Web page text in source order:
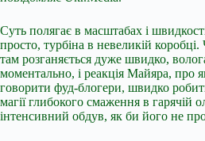
Суть полягає в масштабах і
просто, турбіна в невеликій коробці.
там розганяється дуже швидко,
моментально, і реакція Майяра, про
говорити фуд-блогери, швидко
магії глибокого смаження в гарячій
інтенсивний обдув, як би його не